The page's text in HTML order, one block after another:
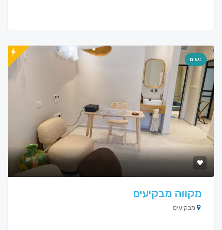
נשים
מקווה מבקיעים
מבקיעים